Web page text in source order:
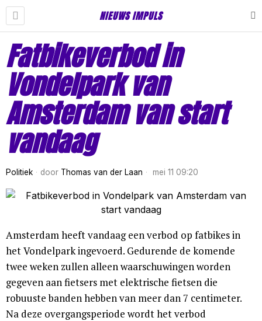
NIEUWS IMPULS
Fatbikeverbod in
Vondelpark van
Amsterdam van start
vandaag
Politiek door Thomas van der Laan mei 11 09:20
Amsterdam heeft vandaag een verbod op fatbikes in
het Vondelpark ingevoerd. Gedurende de komende
twee weken zullen alleen waarschuwingen worden
gegeven aan fietsers met elektrische fietsen die
robuuste banden hebben van meer dan 7 centimeter.
Na deze overgangsperiode wordt het verbod